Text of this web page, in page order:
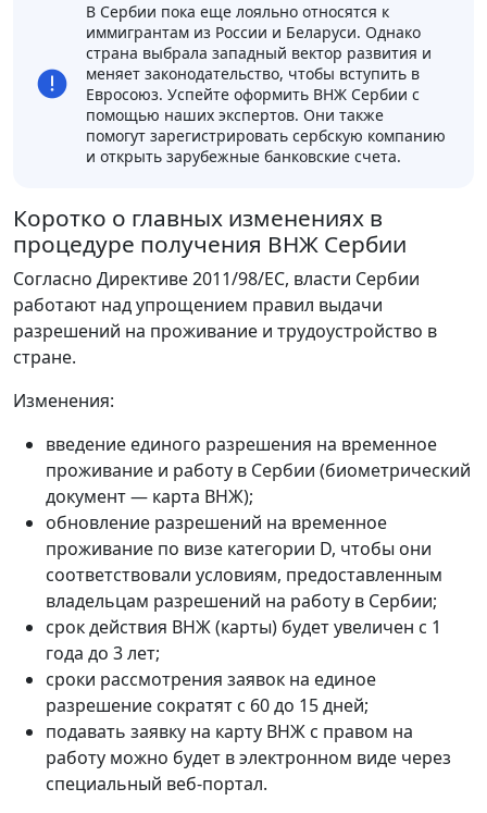
В Сербии пока еще лояльно относятся к
иммигрантам из России и Беларуси. Однако
страна выбрала западный вектор развития и
меняет законодательство, чтобы вступить в
Евросоюз. Успейте оформить ВНЖ Сербии с
помощью наших экспертов. Они также
помогут зарегистрировать сербскую компанию
и открыть зарубежные банковские счета.
Коротко о главных изменениях в
процедуре получения ВНЖ Сербии
Согласно Директиве 2011/98/ЕС, власти Сербии
работают над упрощением правил выдачи
разрешений на проживание и трудоустройство в
стране.
Изменения:
введение единого разрешения на временное
проживание и работу в Сербии (биометрический
документ — карта ВНЖ);
обновление разрешений на временное
проживание по визе категории D, чтобы они
соответствовали условиям, предоставленным
владельцам разрешений на работу в Сербии;
срок действия ВНЖ (карты) будет увеличен с 1
года до 3 лет;
сроки рассмотрения заявок на единое
разрешение сократят с 60 до 15 дней;
подавать заявку на карту ВНЖ с правом на
работу можно будет в электронном виде через
специальный веб-портал.